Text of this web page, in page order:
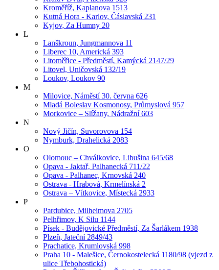
Kroměříž, Kaplanova 1513
Kutná Hora - Karlov, Čáslavská 231
Kyjov, Za Humny 20
L
Lanškroun, Jungmannova 11
Liberec 10, Americká 393
Litoměřice - Předměstí, Kamýcká 2147/29
Litovel, Uničovská 132/19
Loukov, Loukov 90
M
Milovice, Náměstí 30. června 626
Mladá Boleslav Kosmonosy, Průmyslová 957
Morkovice – Slížany, Nádražní 603
N
Nový Jičín, Suvorovova 154
Nymburk, Drahelická 2083
O
Olomouc – Chválkovice, Libušina 645/68
Opava - Jaktař, Palhanecká 711/22
Opava - Palhanec, Krnovská 240
Ostrava - Hrabová, Krmelínská 2
Ostrava – Vítkovice, Místecká 2933
P
Pardubice, Milheimova 2705
Pelhřimov, K Silu 1144
Písek - Budějovické Předměstí, Za Šarlákem 1938
Plzeň, Jateční 2849/43
Prachatice, Krumlovská 998
Praha 10 - Malešice, Černokostelecká 1180/98 (vjezd z
ulice Třebohostická)